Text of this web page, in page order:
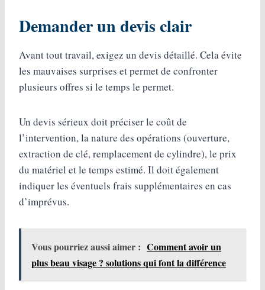
Demander un devis clair
Avant tout travail, exigez un devis détaillé. Cela évite
les mauvaises surprises et permet de confronter
plusieurs offres si le temps le permet.
Un devis sérieux doit préciser le coût de
l’intervention, la nature des opérations (ouverture,
extraction de clé, remplacement de cylindre), le prix
du matériel et le temps estimé. Il doit également
indiquer les éventuels frais supplémentaires en cas
d’imprévus.
Vous pourriez aussi aimer : Comment avoir un
plus beau visage ? solutions qui font la différence